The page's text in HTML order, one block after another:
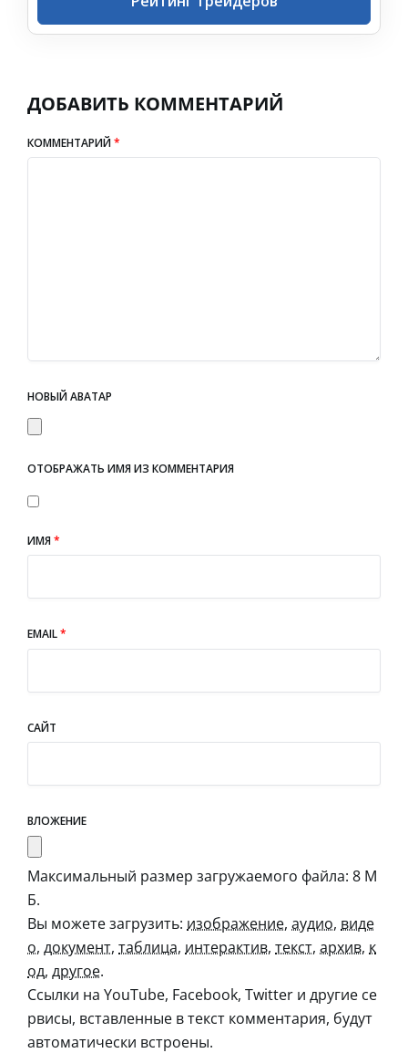
ДОБАВИТЬ КОММЕНТАРИЙ
КОММЕНТАРИЙ*
НОВЫЙ АВАТАР
ОТОБРАЖАТЬ ИМЯ ИЗ КОММЕНТАРИЯ
ИМЯ*
EMAIL*
САЙТ
ВЛОЖЕНИЕ
Максимальный размер загружаемого файла: 8 М
Б.
Вы можете загрузить: изображение, аудио, виде
о, документ, таблица, интерактив, текст, архив, к
од, другое.
Ссылки на YouTube, Facebook, Twitter и другие се
рвисы, вставленные в текст комментария, будут
автоматически встроены.